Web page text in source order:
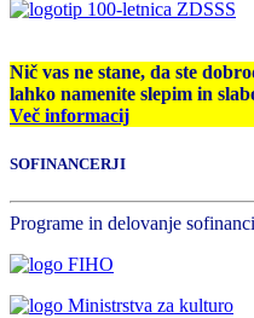
Nič vas ne stane, da ste
lahko namenite slepim in
Več informacij
SOFINANCERJI
Programe in delovanje